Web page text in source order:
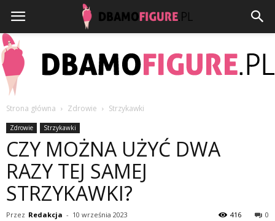
Strona główna Zdrowie Strzykawki
Zdrowie Strzykawki
CZY MOŻNA UŻYĆ DWA
RAZY TEJ SAMEJ
STRZYKAWKI?
Przez Redakcja - 10 września 2023 0
416